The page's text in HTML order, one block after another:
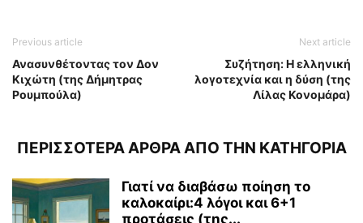
Previous article
Ανασυνθέτοντας τον Δον
Κιχώτη (της Δήμητρας
Ρουμπούλα)
Next article
Συζήτηση: Η ελληνική
λογοτεχνία και η δύση (της
Λίλας Κονομάρα)
ΠΕΡΙΣΣΟΤΕΡΑ ΑΡΘΡΑ ΑΠΟ ΤΗΝ ΚΑΤΗΓΟΡΙΑ
Γιατί να διαβάσω ποίηση το
καλοκαίρι:4 λόγοι και 6+1
προτάσεις (της...